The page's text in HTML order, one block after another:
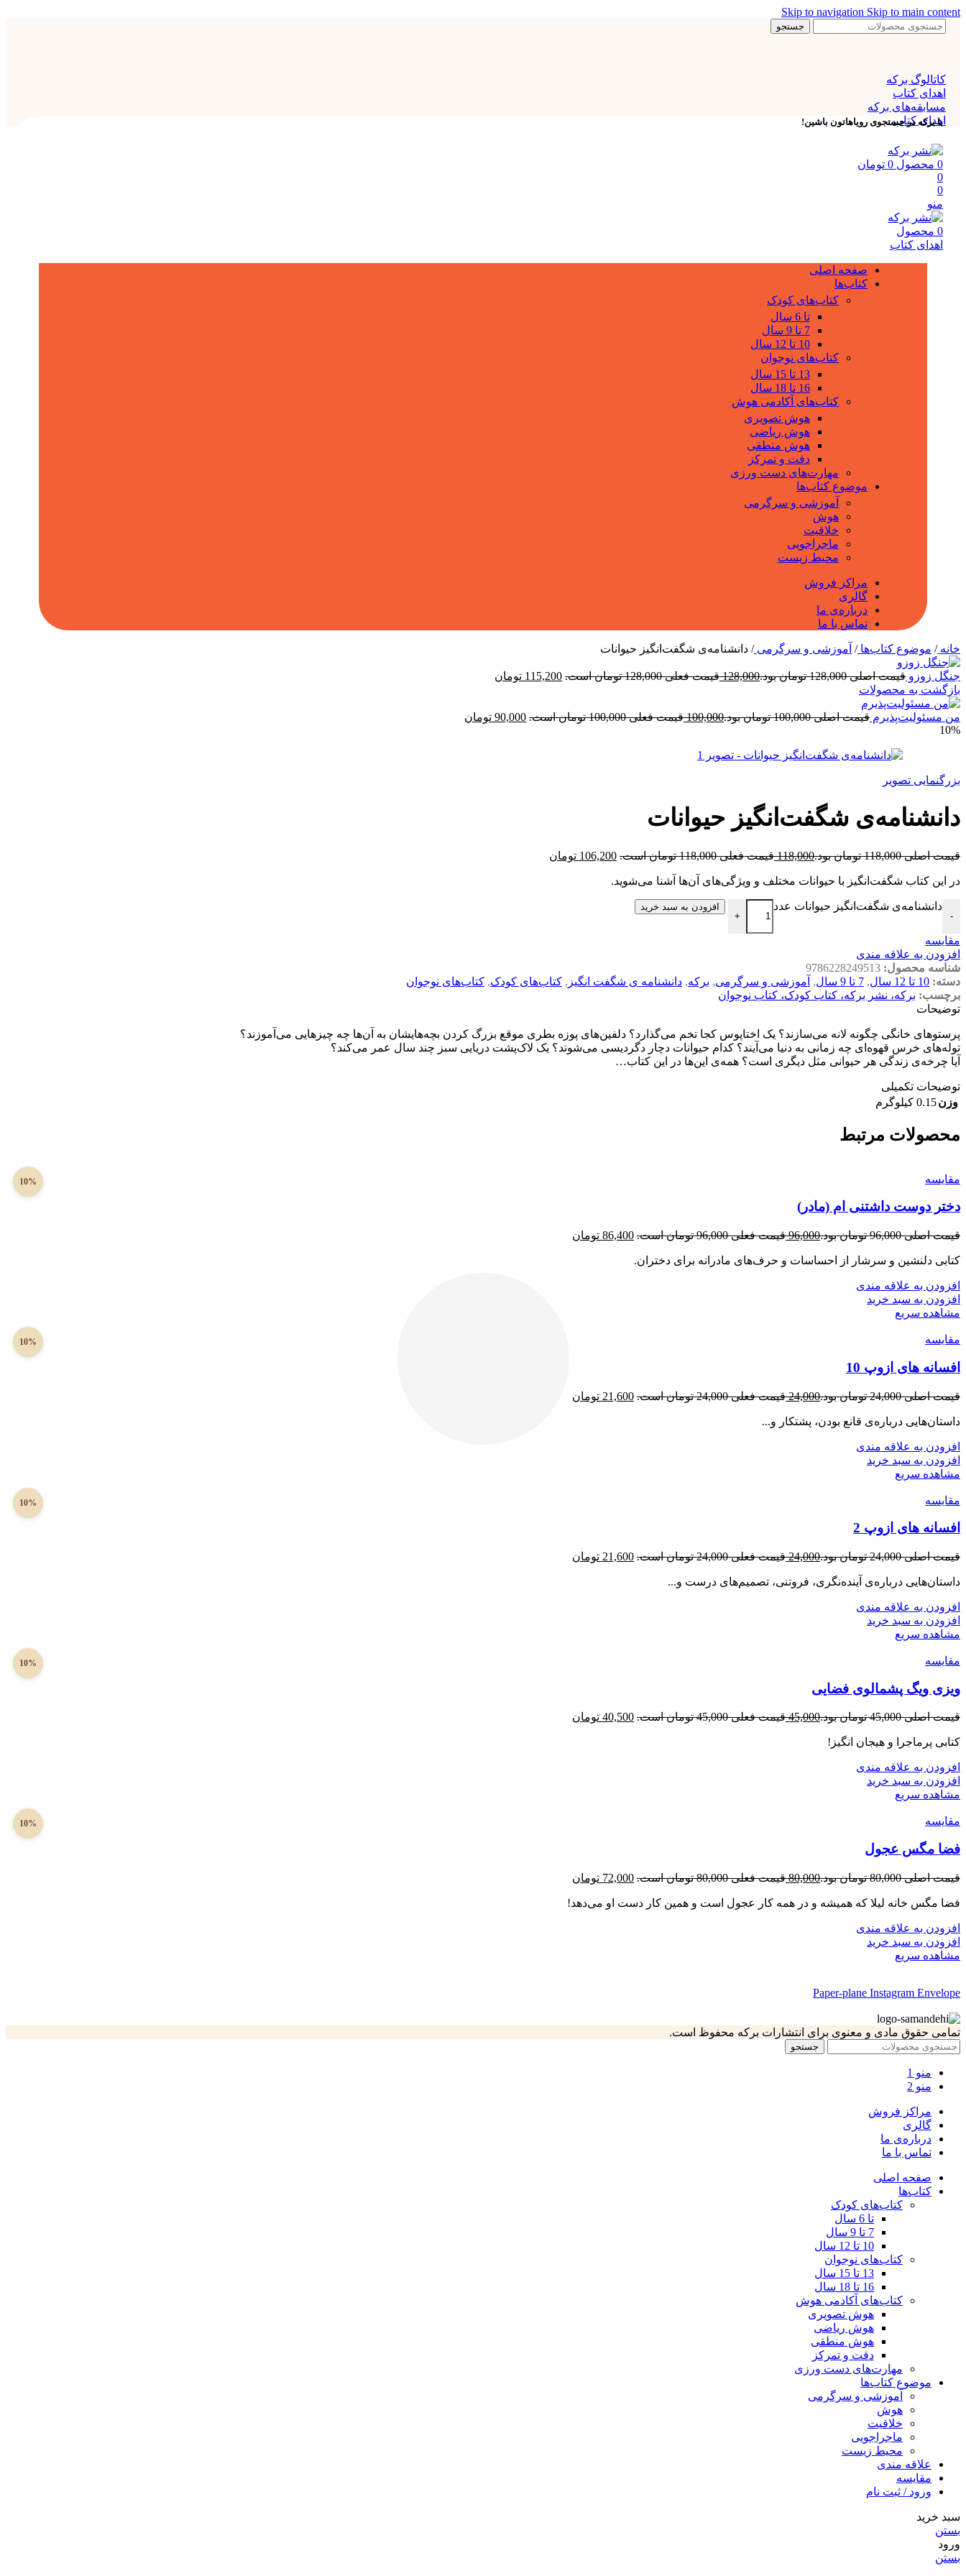
Skip to navigation Skip to main content
جستجو
کاتالوگ برکه
اهدای کتاب
مسابقه‌های برکه
اهدای کتاب
با برکه در جستجوی رویاهاتون باشین!
0 محصول 0 تومان
0
0
منو
0 محصول
اهدای کتاب
صفحه اصلی
کتاب‌ها
کتاب‌های کودک
تا 6 سال
7 تا 9 سال
10 تا 12 سال
کتاب‌های نوجوان
13 تا 15 سال
16 تا 18 سال
کتاب‌های آکادمی هوش
هوش تصویری
هوش ریاضی
هوش منطقی
دقت و تمرکز
مهارت‌های دست ورزی
موضوع کتاب‌ها
آموزشی و سرگرمی
هوش
خلاقیت
ماجراجویی
محیط زیست
مراکز فروش
گالری
درباره‌ی ما
تماس با ما
خانه/ موضوع کتاب‌ها/ آموزشی و سرگرمی/ دانشنامه‌ی شگفت‌انگیز حیوانات
جنگل زوزو قیمت اصلی 128,000 تومان بود. 128,000 قیمت فعلی 128,000 تومان است. 115,200 تومان
بازگشت به محصولات
من مسئولیت‌پذیرم قیمت اصلی 100,000 تومان بود. 100,000 قیمت فعلی 100,000 تومان است. 90,000 تومان
10%
بزرگنمایی تصویر
دانشنامه‌ی شگفت‌انگیز حیوانات
قیمت اصلی 118,000 تومان بود. 118,000 قیمت فعلی 118,000 تومان است. 106,200 تومان
در این کتاب شگفت‌انگیز با حیوانات مختلف و ویژگی‌های آن‌ها آشنا می‌شوید.
-
دانشنامه‌ی شگفت‌انگیز حیوانات عدد
+
افزودن به سبد خرید
مقایسه
افزودن به علاقه مندی
شناسه محصول: 9786228249513
دسته: 10 تا 12 سال , 7 تا 9 سال , آموزشی و سرگرمی, برکه, دانشنامه ی شگفت انگیز , کتاب‌های کودک, کتاب‌های نوجوان
برچسب: برکه، نشر برکه، کتاب کودک، کتاب نوجوان
توضیحات
پرستوهای خانگی چگونه لانه می‌سازند؟ یک اختاپوس کجا تخم می‌گذارد؟ دلفین‌های پوزه بطری موقع بزرگ کردن بچه‌هایشان به آن‌ها چه چیزهایی می‌آموزند؟
توله‌های خرس قهوه‌ای چه زمانی به دنیا می‌آیند؟ کدام حیوانات دچار دگردیسی می‌شوند؟ یک لاک‌پشت دریایی سبز چند سال عمر می‌کند؟
آیا چرخه‌ی زندگی هر حیوانی مثل دیگری است؟ همه‌ی این‌ها در این کتاب…
توضیحات تکمیلی
وزن0.15 کیلوگرم
محصولات مرتبط
10% مقایسه
دختر دوست داشتنی ام (مادر)
قیمت اصلی 96,000 تومان بود. 96,000 قیمت فعلی 96,000 تومان است. 86,400 تومان
کتابی دلنشین و سرشار از احساسات و حرف‌های مادرانه برای دختران.
افزودن به علاقه مندی
افزودن به سبد خرید
مشاهده سریع
10% مقایسه
افسانه های ازوپ 10
قیمت اصلی 24,000 تومان بود. 24,000 قیمت فعلی 24,000 تومان است. 21,600 تومان
داستان‌هایی درباره‌ی قانع بودن، پشتکار و...
افزودن به علاقه مندی
افزودن به سبد خرید
مشاهده سریع
10% مقایسه
افسانه های ازوپ 2
قیمت اصلی 24,000 تومان بود. 24,000 قیمت فعلی 24,000 تومان است. 21,600 تومان
داستان‌هایی درباره‌ی آینده‌نگری، فروتنی، تصمیم‌های درست و...
افزودن به علاقه مندی
افزودن به سبد خرید
مشاهده سریع
10% مقایسه
ویزی ویگ پشمالوی فضایی
قیمت اصلی 45,000 تومان بود. 45,000 قیمت فعلی 45,000 تومان است. 40,500 تومان
کتابی پرماجرا و هیجان انگیز!
افزودن به علاقه مندی
افزودن به سبد خرید
مشاهده سریع
10% مقایسه
فضا مگس عجول
قیمت اصلی 80,000 تومان بود. 80,000 قیمت فعلی 80,000 تومان است. 72,000 تومان
فضا مگس خانه لیلا که همیشه و در همه کار عجول است و همین کار دست او می‌دهد!
افزودن به علاقه مندی
افزودن به سبد خرید
مشاهده سریع
Paper-plane Instagram Envelope
تمامی حقوق مادی و معنوی برای انتشارات برکه محفوظ است.
جستجو
منو 1
منو 2
مراکز فروش
گالری
درباره‌ی ما
تماس با ما
صفحه اصلی
کتاب‌ها
کتاب‌های کودک
تا 6 سال
7 تا 9 سال
10 تا 12 سال
کتاب‌های نوجوان
13 تا 15 سال
16 تا 18 سال
کتاب‌های آکادمی هوش
هوش تصویری
هوش ریاضی
هوش منطقی
دقت و تمرکز
مهارت‌های دست ورزی
موضوع کتاب‌ها
آموزشی و سرگرمی
هوش
خلاقیت
ماجراجویی
محیط زیست
علاقه مندی
مقایسه
ورود / ثبت نام
سبد خرید
بستن
ورود
بستن